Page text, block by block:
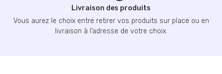
Livraison des produits
Vous aurez le choix entre retirer vos produits sur place ou en
livraison à l’adresse de votre choix.